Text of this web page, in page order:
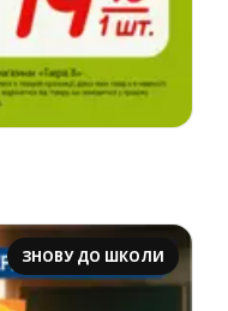
ЗНОВУ ДО ШКОЛИ